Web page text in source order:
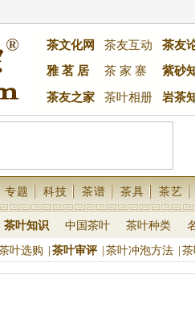
茶文化网 茶友互动
茶友
雅 茗 居
茶 家 寨 紫砂
茶友之家 茶叶相册 岩茶
专题 科技 茶谱 茶具 茶艺
茶叶知识 中国茶叶 茶叶种类
叶选购 茶叶审评 茶叶冲泡方法